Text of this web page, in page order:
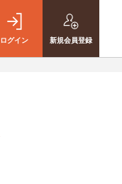
ログイン 新規会員登録